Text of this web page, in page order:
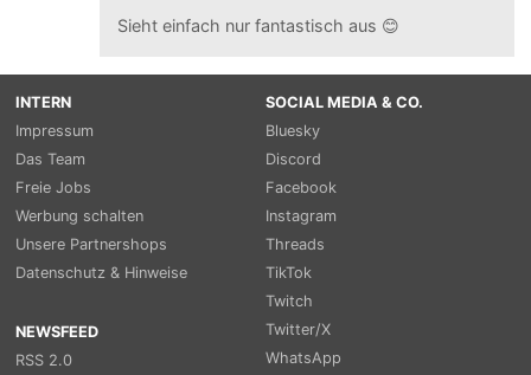
Sieht einfach nur fantastisch aus 😊
INTERN
Impressum
Das Team
Freie Jobs
Werbung schalten
Unsere Partnershops
Datenschutz & Hinweise
NEWSFEED
RSS 2.0
SOCIAL MEDIA & CO.
Bluesky
Discord
Facebook
Instagram
Threads
TikTok
Twitch
Twitter/X
WhatsApp